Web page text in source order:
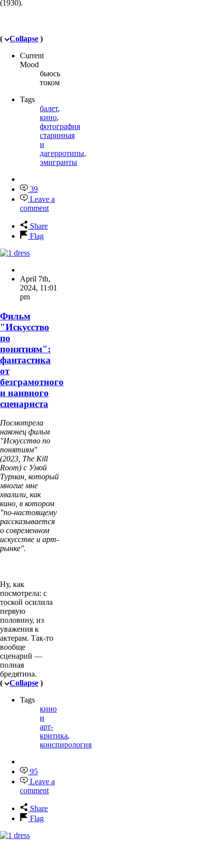
(1930).
( Collapse )
Current
Mood
бьюсь
током
Tags
балет,
кино,
фотография
старинная
и
дагерротипы,
эмигранты
39
Leave a
comment
Share
Flag
April 7th,
2024, 11:01
pm
Фильм
"Искусство
по
понятиям":
фантастика
от
безграмотного
и наивного
сценариста
Посмотрела
наконец фильм
"Искусство по
понятиям"
(2023, The Kill
Room) с Умой
Турман, который
многие мне
хвалили, как
кино, в котором
"по-настоящему
рассказывается
о современном
искусстве и арт-
рынке".
Ну, как
посмотрела: с
тоской осилила
первую
половину, из
уважения к
актерам. Так-то
вообще
сценарий —
полная
бредятина.
(
Collapse )
Tags
кино
и
арт-
критика,
конспирология
95
Leave a
comment
Share
Flag